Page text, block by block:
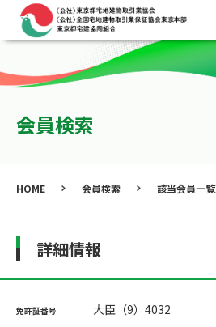
会員検索
HOME 会員検索 該当会員一覧
詳細情報
免許証番号 大臣（9）4032